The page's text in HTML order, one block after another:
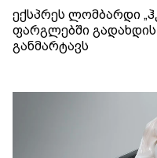
ექსპრეს ლომბარდი
ფარგლებში
განმარტავს